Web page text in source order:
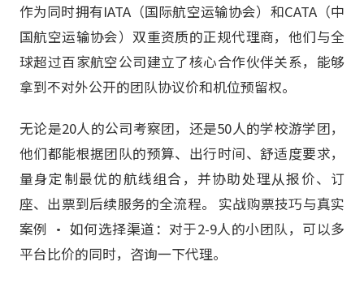
作为同时拥有IATA（国际航空运输协会）和CATA（中
国航空运输协会）双重资质的正规代理商，他们与全
球超过百家航空公司建立了核心合作伙伴关系，能够
拿到不对外公开的团队协议价和机位预留权。
无论是20人的公司考察团，还是50人的学校游学团，
他们都能根据团队的预算、出行时间、舒适度要求，
量身定制最优的航线组合，并协助处理从报价、订
座、出票到后续服务的全流程。 实战购票技巧与真实
案例 • 如何选择渠道：对于2-9人的小团队，可以多
平台比价的同时，咨询一下代理。